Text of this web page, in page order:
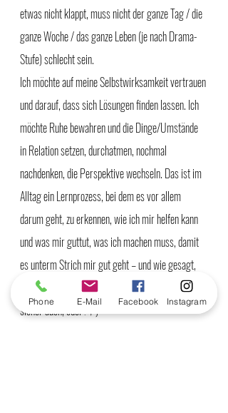
etwas nicht klappt, muss nicht der ganze Tag / die
ganze Woche / das ganze Leben (je nach Drama-
Stufe) schlecht sein.
Ich möchte auf meine Selbstwirksamkeit vertrauen
und darauf, dass sich Lösungen finden lassen. Ich
möchte Ruhe bewahren und die Dinge/Umstände
in Relation setzen, durchatmen, nochmal
nachdenken, die Perspektive wechseln. Das ist im
Alltag ein Lernprozess, bei dem es vor allem
darum geht, zu erkennen, wie ich mir helfen kann
und was mir guttut, was ich machen muss, damit
es unterm Strich mir gut geht – und wie gesagt,
es gibt gute und bessere Tage, aber das kennt Ihr
sicher auch, oder? ;-)
Phone E-Mail Facebook Instagram